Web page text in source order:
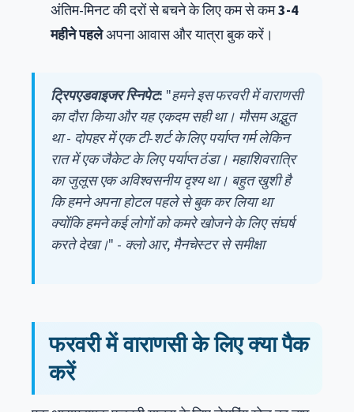
अंतिम-मिनट की दरों से बचने के लिए कम से कम3-4
महीने पहलेअपना आवास और यात्रा बुक करें।
ट्रिपएडवाइजर स्निपेट: "हमने इस फरवरी में वाराणसी
का दौरा किया और यह एकदम सही था। मौसम अद्भुत
था - दोपहर में एक टी-शर्ट के लिए पर्याप्त गर्म लेकिन
रात में एक जैकेट के लिए पर्याप्त ठंडा। महाशिवरात्रि
का जुलूस एक अविश्वसनीय दृश्य था। बहुत खुशी है
कि हमने अपना होटल पहले से बुक कर लिया था
क्योंकि हमने कई लोगों को कमरे खोजने के लिए संघर्ष
करते देखा।" - क्लो आर, मैनचेस्टर से समीक्षा
फरवरी में वाराणसी के लिए क्या पैक
करें